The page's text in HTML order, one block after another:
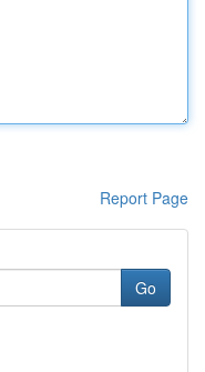
Report Page
Go